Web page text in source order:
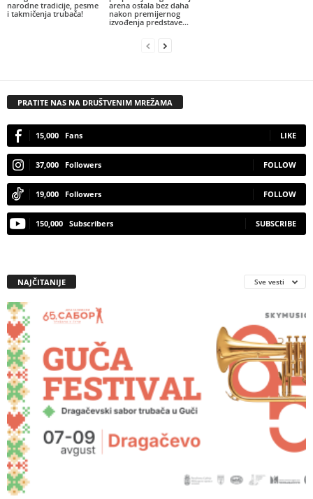
narodne tradicije, pesme
i takmičenja trubača!
arena ostala bez daha
nakon premijernog
izvođenja predstave...
PRATITE NAS NA DRUŠTVENIM MREŽAMA
15,000 Fans LIKE
37,000 Followers FOLLOW
19,000 Followers FOLLOW
150,000 Subscribers SUBSCRIBE
NAJČITANIJE Sve vesti